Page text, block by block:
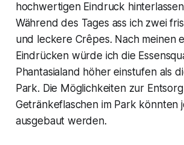
hochwertigen Eindruck
Während des Tages ass ich zwei
und leckere Crêpes. Nach meinen
Eindrücken würde ich die
Phantasialand höher einstufen als
Park. Die Möglichkeiten zur
Getränkeflaschen im Park könnten
ausgebaut werden.